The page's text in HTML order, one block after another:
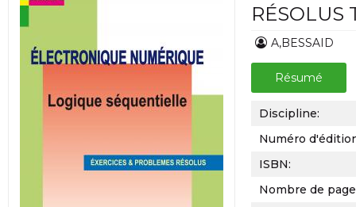
RÉSOLUS
A,BESSAID
Résumé
Discipline:
Numéro
ISBN:
Nombre de